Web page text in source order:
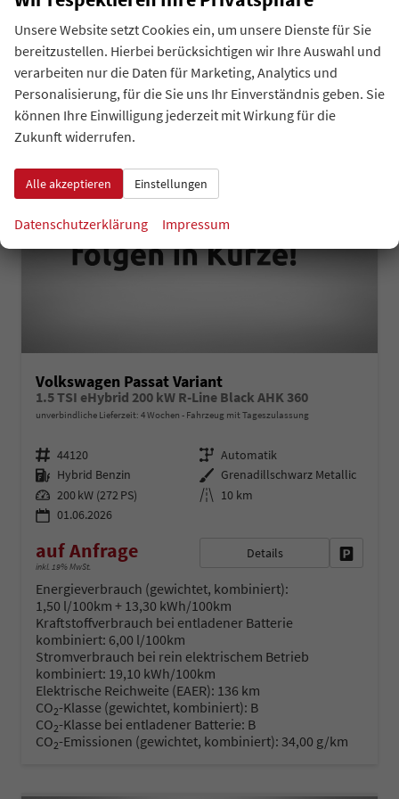
-Klasse bei entladener Batterie:
CO2 -Emissionen (gewichtet, kombiniert): 34,00 g/km
Volkswagen Passat Variant
1.5 TSI eHybrid 200 kW R-Line Black AHK 360
unverbindliche Lieferzeit: 4 Wochen Fahrzeug mit Tageszulassung
Fahrzeugnr. 44120 Getriebe Automatik
Kraftstoff Hybrid Benzin Außenfarbe Grenadillschwarz Metallic
Leistung 200 kW (272 PS) Kilometerstand 10 km
01.06.2026
auf Anfrage
inkl. 19% MwSt.
Details
Energieverbrauch (gewichtet, kombiniert):
1,50 l/100km + 13,30 kWh/100km
Kraftstoffverbrauch bei entladener Batterie
kombiniert: 6,00 l/100km
Stromverbrauch bei rein elektrischem Betrieb
kombiniert: 19,10 kWh/100km
Elektrische Reichweite (EAER): 136 km
CO2-Klasse (gewichtet, kombiniert): B
CO2-Klasse bei entladener Batterie: B
CO2-Emissionen (gewichtet, kombiniert): 34,00 g/km
Unsere Website setzt Cookies ein, um unsere Dienste für Sie
bereitzustellen. Hierbei berücksichtigen wir Ihre Auswahl und
verarbeiten nur die Daten für Marketing, Analytics und
Personalisierung, für die Sie uns Ihr Einverständnis geben. Sie
können Ihre Einwilligung jederzeit mit Wirkung für die
Zukunft widerrufen.
Alle akzeptieren Einstellungen
Datenschutzerklärung Impressum